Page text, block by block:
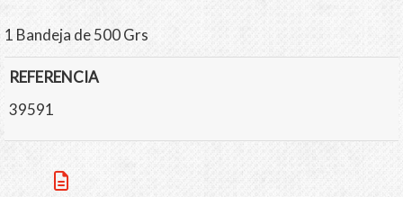
1 Bandeja de 500 Grs
REFERENCIA
39591